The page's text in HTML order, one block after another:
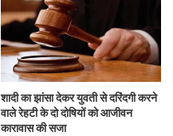
शादी का झांसा देकर युवती से दरिंदगी करने
वाले रेहटी के दो दोषियों को आजीवन
कारावास की सजा